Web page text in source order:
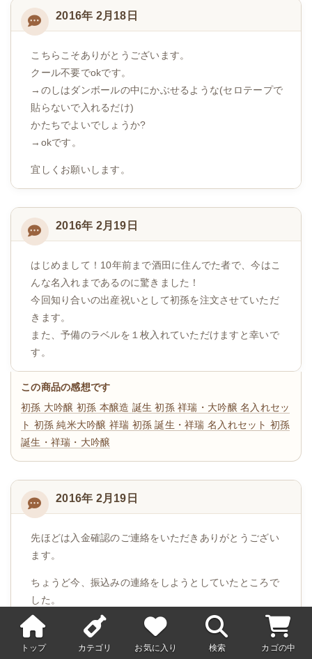
2016年 2月18日
こちらこそありがとうございます。
クール不要でokです。
→のしはダンボールの中にかぶせるような(セロテープで
貼らないで入れるだけ)
かたちでよいでしょうか?
→okです。
宜しくお願いします。
2016年 2月19日
はじめまして！10年前まで酒田に住んでた者で、今はこ
んな名入れまであるのに驚きました！
今回知り合いの出産祝いとして初孫を注文させていただ
きます。
また、予備のラベルを１枚入れていただけますと幸いで
す。
この商品の感想です
初孫 大吟醸 初孫 本醸造 誕生初孫 祥瑞・大吟醸 名入れセッ
ト 初孫 純米大吟醸 祥瑞 初孫 誕生・祥瑞 名入れセット 初孫
誕生・祥瑞・大吟醸
2016年 2月19日
先ほどは入金確認のご連絡をいただきありがとうござい
ます。
ちょうど今、振込みの連絡をしようとしていたところで
した。
ご丁寧にありがとうございます。
また、商品も昨日に無事届きました。
トップ カテゴリ お気に入り 検索 カゴの中